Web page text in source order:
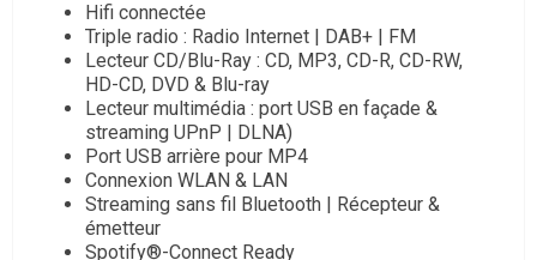
Hifi connectée
Triple radio : Radio Internet | DAB+ | FM
Lecteur CD/Blu-Ray : CD, MP3, CD-R, CD-RW,
HD-CD, DVD & Blu-ray
Lecteur multimédia : port USB en façade &
streaming UPnP | DLNA)
Port USB arrière pour MP4
Connexion WLAN & LAN
Streaming sans fil Bluetooth | Récepteur &
émetteur
Spotify®-Connect Ready